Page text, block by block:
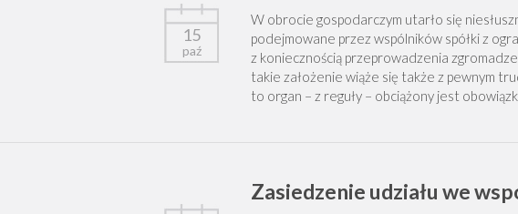
15
paź
W obrocie gospodarczym utarło się
podejmowane przez wspólników spółki z
z koniecznością przeprowadzenia
takie założenie wiąże się także z pewnym
to organ – z reguły – obciążony jest
Zasiedzenie udziału we